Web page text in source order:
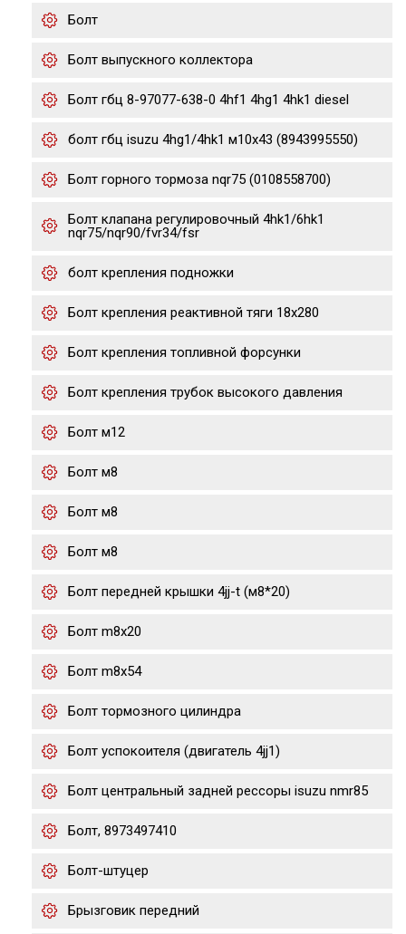
Болт
Болт выпускного коллектора
Болт гбц 8-97077-638-0 4hf1 4hg1 4hk1 diesel
болт гбц isuzu 4hg1/4hk1 м10х43 (8943995550)
Болт горного тормоза nqr75 (0108558700)
Болт клапана регулировочный 4hk1/6hk1
nqr75/nqr90/fvr34/fsr
болт крепления подножки
Болт крепления реактивной тяги 18x280
Болт крепления топливной форсунки
Болт крепления трубок высокого давления
Болт м12
Болт м8
Болт м8
Болт м8
Болт передней крышки 4jj-t (м8*20)
Болт m8x20
Болт m8x54
Болт тормозного цилиндра
Болт успокоителя (двигатель 4jj1)
Болт центральный задней рессоры isuzu nmr85
Болт, 8973497410
Болт-штуцер
Брызговик передний